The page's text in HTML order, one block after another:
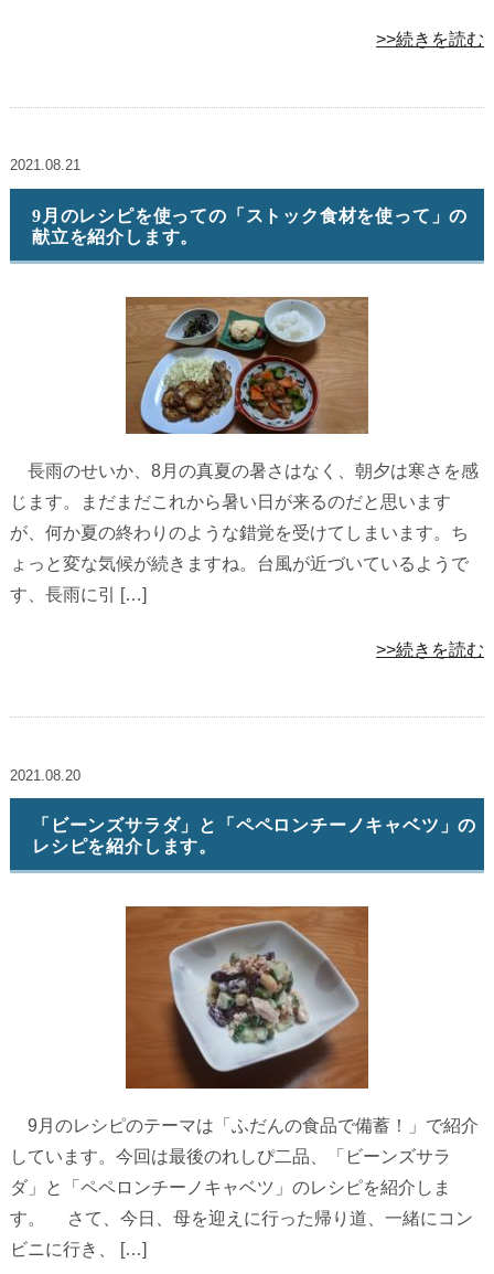
>>続きを読む
2021.08.21
9月のレシピを使っての「ストック食材を使って」の
献立を紹介します。
長雨のせいか、8月の真夏の暑さはなく、朝夕は寒さを感
じます。まだまだこれから暑い日が来るのだと思います
が、何か夏の終わりのような錯覚を受けてしまいます。ち
ょっと変な気候が続きますね。台風が近づいているようで
す、長雨に引 […]
>>続きを読む
2021.08.20
「ビーンズサラダ」と「ペペロンチーノキャベツ」の
レシピを紹介します。
9月のレシピのテーマは「ふだんの食品で備蓄！」で紹介
しています。今回は最後のれしぴ二品、「ビーンズサラ
ダ」と「ペペロンチーノキャベツ」のレシピを紹介しま
す。 さて、今日、母を迎えに行った帰り道、一緒にコン
ビニに行き、 […]